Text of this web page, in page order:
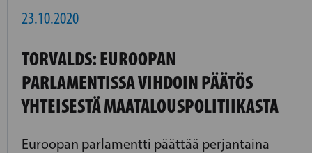
23.10.2020
TORVALDS: EUROOPAN
PARLAMENTISSA VIHDOIN PÄÄTÖS
YHTEISESTÄ MAATALOUSPOLITIIKASTA
Euroopan parlamentti päättää perjantaina